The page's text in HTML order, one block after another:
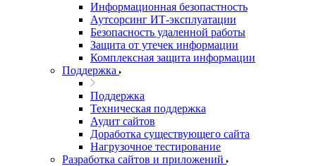
Информационная безопастность
Аутсорсинг ИТ-эксплуатации
Безопасность удаленной работы
Защита от утечек информации
Комплексная защита информации
Поддержка
Поддержка
Техническая поддержка
Аудит сайтов
Доработка существующего сайта
Нагрузочное тестирование
Разработка сайтов и приложений